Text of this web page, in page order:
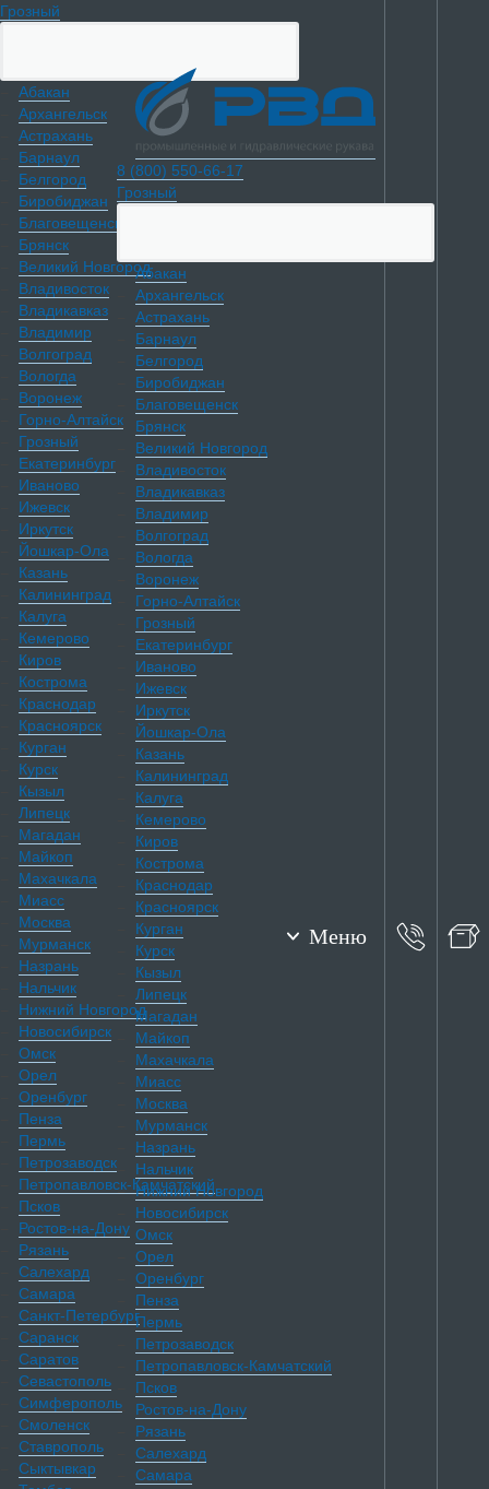
Грозный
Абакан
Архангельск
Астрахань
Барнаул
Белгород
Биробиджан
Благовещенск
Брянск
Великий Новгород
Владивосток
Владикавказ
Владимир
Волгоград
Вологда
Воронеж
Горно-Алтайск
Грозный
Екатеринбург
Иваново
Ижевск
Иркутск
Йошкар-Ола
Казань
Калининград
Калуга
Кемерово
Киров
Кострома
Краснодар
Красноярск
Курган
Курск
Кызыл
Липецк
Магадан
Майкоп
Махачкала
Миасс
Москва
Мурманск
Назрань
Нальчик
Нижний Новгород
Новосибирск
Омск
Орел
Оренбург
Пенза
Пермь
Петрозаводск
Петропавловск-Камчатский
Псков
Ростов-на-Дону
Рязань
Салехард
Самара
Санкт-Петербург
Саранск
Саратов
Севастополь
Симферополь
Смоленск
Ставрополь
Сыктывкар
Меню
8 (800) 550-66-17
Грозный
Абакан
Архангельск
Астрахань
Барнаул
Белгород
Биробиджан
Благовещенск
Брянск
Великий Новгород
Владивосток
Владикавказ
Владимир
Волгоград
Вологда
Воронеж
Горно-Алтайск
Грозный
Екатеринбург
Иваново
Ижевск
Иркутск
Йошкар-Ола
Казань
Калининград
Калуга
Кемерово
Киров
Кострома
Краснодар
Красноярск
Курган
Курск
Кызыл
Липецк
Магадан
Майкоп
Махачкала
Миасс
Москва
Мурманск
Назрань
Нальчик
Нижний Новгород
Новосибирск
Омск
Орел
Оренбург
Пенза
Пермь
Петрозаводск
Петропавловск-Камчатский
Псков
Ростов-на-Дону
Рязань
Салехард
Самара